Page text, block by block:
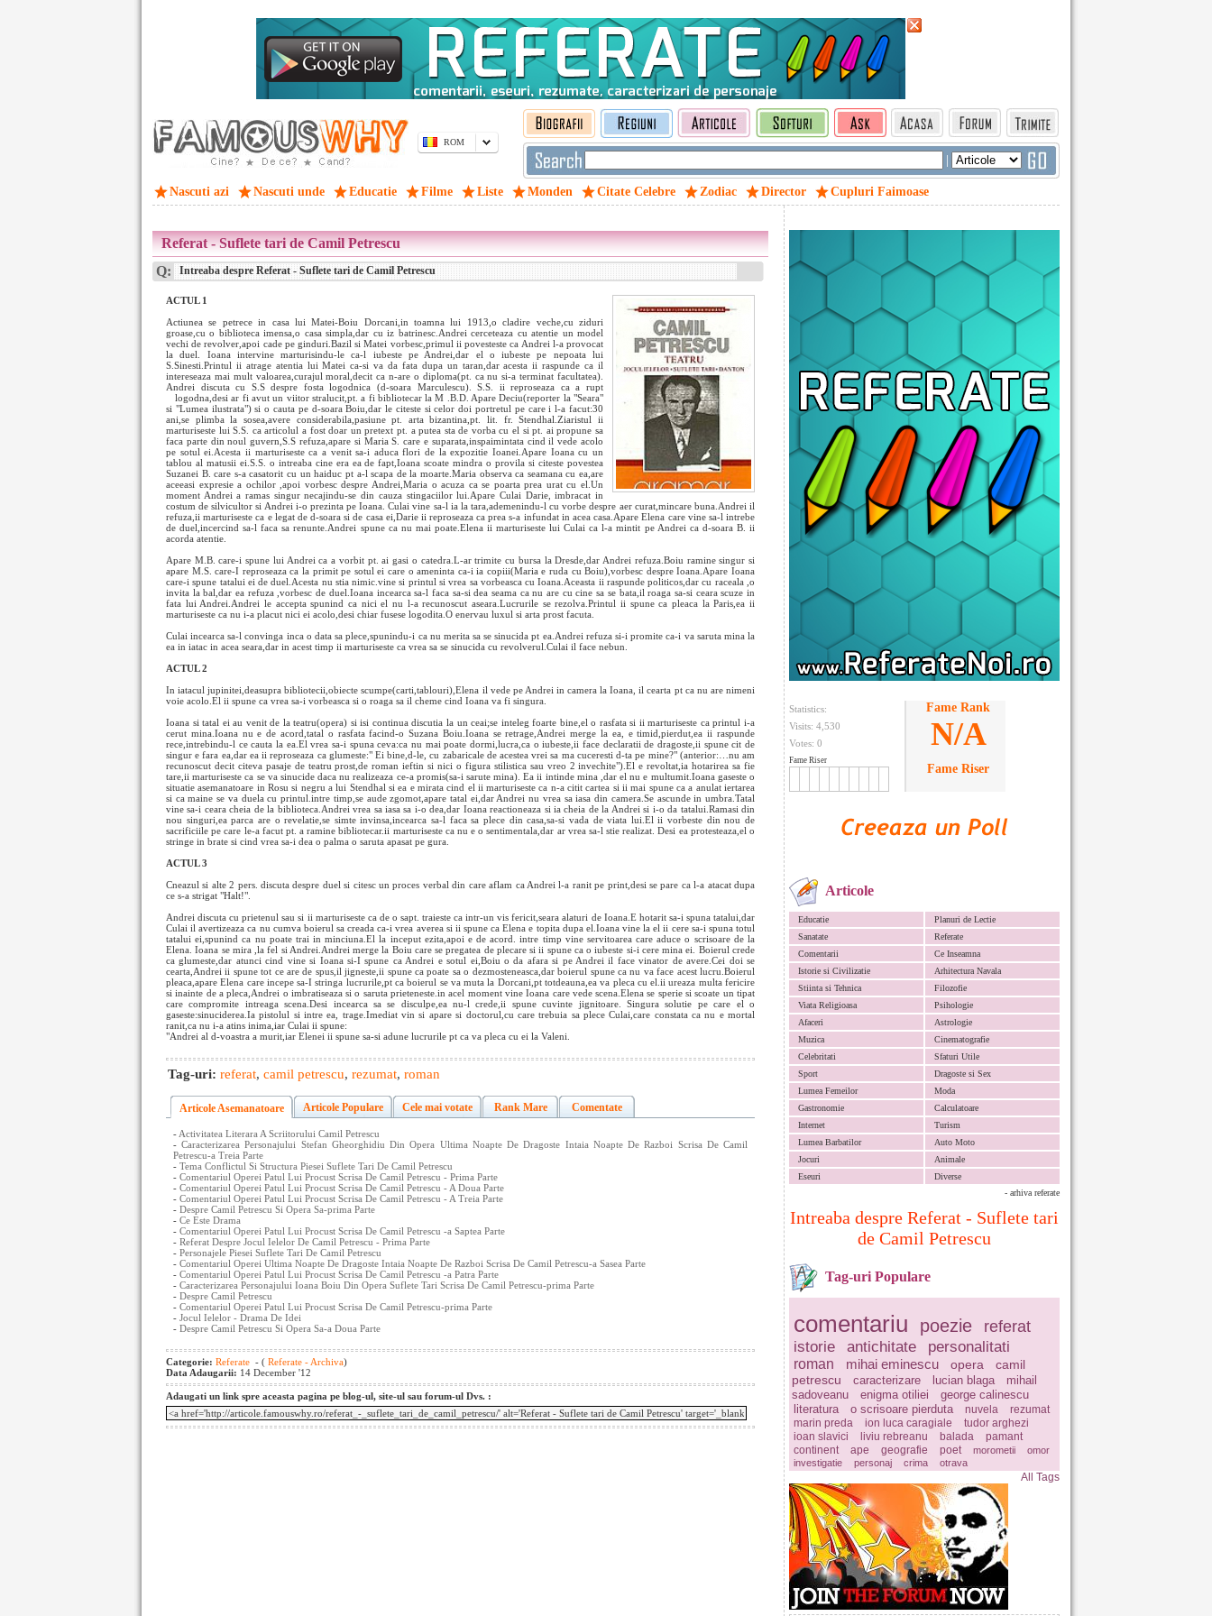
ROM
|
Nascuti azi Nascuti unde Educatie Filme Liste Monden Citate Celebre Zodiac Director Cupluri Faimoase
Statistics:
Visits: 4,530
Votes: 0
Fame Riser
Fame Rank
N/A
Fame Riser
Articole
Educatie
Planuri de Lectie
Sanatate
Referate
Comentarii
Ce Inseamna
Istorie si Civilizatie
Arhitectura Navala
Stiinta si Tehnica
Filozofie
Viata Religioasa
Psihologie
Afaceri
Astrologie
Muzica
Cinematografie
Celebritati
Sfaturi Utile
Sport
Dragoste si Sex
Lumea Femeilor
Moda
Gastronomie
Calculatoare
Internet
Turism
Lumea Barbatilor
Auto Moto
Jocuri
Animale
Eseuri
Diverse
- arhiva referate
Intreaba despre Referat - Suflete tari
de Camil Petrescu
Tag-uri Populare
comentariu poezie referat
istorie antichitate personalitati
roman mihai eminescu opera
camil
petrescu
caracterizare lucian blaga
mihail
sadoveanu
enigma otiliei
george calinescu
literatura
o scrisoare pierduta nuvela
rezumat
marin preda
ion luca caragiale
tudor arghezi
ioan slavici
liviu rebreanu balada
pamant
continent
ape geografie poet morometii
omor
investigatie
personaj crima otrava
All Tags
Referat - Suflete tari de Camil Petrescu
Q: Intreaba despre Referat - Suflete tari de Camil Petrescu
ACTUL 1
Actiunea se petrece in casa lui Matei-Boiu Dorcani,in toamna lui 1913,o cladire veche,cu ziduri
groase,cu o biblioteca imensa,o casa simpla,dar cu iz batrinesc.Andrei cerceteaza cu atentie un model
vechi de revolver,apoi cade pe ginduri.Bazil si Matei vorbesc,primul ii povesteste ca Andrei l-a provocat
la duel. Ioana intervine marturisindu-le ca-l iubeste pe Andrei,dar el o iubeste pe nepoata lui
S.Sinesti.Printul ii atrage atentia lui Matei ca-si va da fata dupa un taran,dar acesta ii raspunde ca il
intereseaza mai mult valoarea,curajul moral,decit ca n-are o diploma(pt. ca nu si-a terminat facultatea).
Andrei discuta cu S.S despre fosta logodnica (d-soara Marculescu). S.S. ii reproseaza ca a rupt
logodna,desi ar fi avut un viitor stralucit,pt. a fi bibliotecar la M .B.D. Apare Deciu(reporter la "Seara"
si "Lumea ilustrata") si o cauta pe d-soara Boiu,dar le citeste si celor doi portretul pe care i l-a facut:30
ani,se plimba la sosea,avere considerabila,pasiune pt. arta bizantina,pt. lit. fr. Stendhal.Ziaristul ii
marturiseste lui S.S. ca articolul a fost doar un pretext pt. a putea sta de vorba cu el si pt. ai propune sa
faca parte din noul guvern,S.S refuza,apare si Maria S. care e suparata,inspaimintata cind il vede acolo
pe sotul ei.Acesta ii marturiseste ca a venit sa-i aduca flori de la expozitie Ioanei.Apare Ioana cu un
tablou al matusii ei.S.S. o intreaba cine era ea de fapt,Ioana scoate mindra o provila si citeste povestea
Suzanei B. care s-a casatorit cu un haiduc pt a-l scapa de la moarte.Maria observa ca seamana cu ea,are
aceeasi expresie a ochilor ,apoi vorbesc despre Andrei,Maria o acuza ca se poarta prea urat cu el.Un
moment Andrei a ramas singur necajindu-se din cauza stingaciilor lui.Apare Culai Darie, imbracat in
costum de silvicultor si Andrei i-o prezinta pe Ioana. Culai vine sa-l ia la tara,ademenindu-l cu vorbe despre aer curat,mincare buna.Andrei il
refuza,ii marturiseste ca e legat de d-soara si de casa ei,Darie ii reproseaza ca prea s-a infundat in acea casa.Apare Elena care vine sa-l intrebe
de duel,incercind sa-l faca sa renunte.Andrei spune ca nu mai poate.Elena ii marturiseste lui Culai ca l-a mintit pe Andrei ca d-soara B. ii
acorda atentie.
Apare M.B. care-i spune lui Andrei ca a vorbit pt. ai gasi o catedra.L-ar trimite cu bursa la Dresde,dar Andrei refuza.Boiu ramine singur si
apare M.S. care-I reproseaza ca la primit pe sotul ei care o ameninta ca-i ia copiii(Maria e ruda cu Boiu),vorbesc despre Ioana.Apare Ioana
care-i spune tatalui ei de duel.Acesta nu stia nimic.vine si printul si vrea sa vorbeasca cu Ioana.Aceasta ii raspunde politicos,dar cu raceala ,o
invita la bal,dar ea refuza ,vorbesc de duel.Ioana incearca sa-l faca sa-si dea seama ca nu are cu cine sa se bata,il roaga sa-si ceara scuze in
fata lui Andrei.Andrei le accepta spunind ca nici el nu l-a recunoscut aseara.Lucrurile se rezolva.Printul ii spune ca pleaca la Paris,ea ii
marturiseste ca nu i-a placut nici ei acolo,desi chiar fusese logodita.O enervau luxul si arta prost facuta.
Culai incearca sa-l convinga inca o data sa plece,spunindu-i ca nu merita sa se sinucida pt ea.Andrei refuza si-i promite ca-i va saruta mina la
ea in iatac in acea seara,dar in acest timp ii marturiseste ca vrea sa se sinucida cu revolverul.Culai il face nebun.
ACTUL 2
In iatacul jupinitei,deasupra bibliotecii,obiecte scumpe(carti,tablouri),Elena il vede pe Andrei in camera la Ioana, il cearta pt ca nu are nimeni
voie acolo.El ii spune ca vrea sa-i vorbeasca si o roaga sa il cheme cind Ioana va fi singura.
Ioana si tatal ei au venit de la teatru(opera) si isi continua discutia la un ceai;se inteleg foarte bine,el o rasfata si ii marturiseste ca printul i-a
cerut mina.Ioana nu e de acord,tatal o rasfata facind-o Suzana Boiu.Ioana se retrage,Andrei merge la ea, e timid,pierdut,ea ii raspunde
rece,intrebindu-l ce cauta la ea.El vrea sa-i spuna ceva:ca nu mai poate dormi,lucra,ca o iubeste,ii face declaratii de dragoste,ii spune cit de
singur e fara ea,dar ea ii reproseaza ca glumeste:" Ei bine,d-le, cu zabaricale de acestea vrei sa ma cuceresti d-ta pe mine?" (anterior:…nu am
recunoscut decit citeva pasaje de teatru prost,de roman ieftin si nici o figura stilistica sau vreo 2 invechite").El e revoltat,ia hotarirea sa fie
tare,ii marturiseste ca se va sinucide daca nu realizeaza ce-a promis(sa-i sarute mina). Ea ii intinde mina ,dar el nu e multumit.Ioana gaseste o
situatie asemanatoare in Rosu si negru a lui Stendhal si ea e mirata cind el ii marturiseste ca n-a citit cartea si ii mai spune ca a anulat iertarea
si ca maine se va duela cu printul.intre timp,se aude zgomot,apare tatal ei,dar Andrei nu vrea sa iasa din camera.Se ascunde in umbra.Tatal
vine sa-i ceara cheia de la biblioteca.Andrei vrea sa iasa sa i-o dea,dar Ioana reactioneaza si ia cheia de la Andrei si i-o da tatalui.Ramasi din
nou singuri,ea parca are o revelatie,se simte invinsa,incearca sa-l faca sa plece din casa,sa-si vada de viata lui.El ii vorbeste din nou de
sacrificiile pe care le-a facut pt. a ramine bibliotecar.ii marturiseste ca nu e o sentimentala,dar ar vrea sa-l stie realizat. Desi ea protesteaza,el o
stringe in brate si cind vrea sa-i dea o palma o saruta apasat pe gura.
ACTUL 3
Cneazul si alte 2 pers. discuta despre duel si citesc un proces verbal din care aflam ca Andrei l-a ranit pe print,desi se pare ca l-a atacat dupa
ce s-a strigat "Halt!".
Andrei discuta cu prietenul sau si ii marturiseste ca de o sapt. traieste ca intr-un vis fericit,seara alaturi de Ioana.E hotarit sa-i spuna tatalui,dar
Culai il avertizeaza ca nu cumva boierul sa creada ca-i vrea averea si ii spune ca Elena e topita dupa el.Ioana vine la el ii cere sa-i spuna totul
tatalui ei,spunind ca nu poate trai in minciuna.El la inceput ezita,apoi e de acord. intre timp vine servitoarea care aduce o scrisoare de la
Elena. Ioana se mira ,la fel si Andrei.Andrei merge la Boiu care se pregatea de plecare si ii spune ca o iubeste si-i cere mina ei. Boierul crede
ca glumeste,dar atunci cind vine si Ioana si-I spune ca Andrei e sotul ei,Boiu o da afara si pe Andrei il face vinator de avere.Cei doi se
cearta,Andrei ii spune tot ce are de spus,il jigneste,ii spune ca poate sa o dezmosteneasca,dar boierul spune ca nu va face acest lucru.Boierul
pleaca,apare Elena care incepe sa-I stringa lucrurile,pt ca boierul se va muta la Dorcani,pt totdeauna,ea va pleca cu el.ii ureaza multa fericire
si inainte de a pleca,Andrei o imbratiseaza si o saruta prieteneste.in acel moment vine Ioana care vede scena.Elena se sperie si scoate un tipat
care compromite intreaga scena.Desi incearca sa se disculpe,ea nu-l crede,ii spune cuvinte jignitoare. Singura solutie pe care el o
gaseste:sinuciderea.Ia pistolul si intre ea, trage.Imediat vin si apare si doctorul,cu care trebuia sa plece Culai,care constata ca nu e mortal
ranit,ca nu i-a atins inima,iar Culai ii spune:
"Andrei al d-voastra a murit,iar Elenei ii spune sa-si adune lucrurile pt ca va pleca cu ei la Valeni.
Tag-uri: referat, camil petrescu, rezumat, roman
Articole Asemanatoare Articole Populare Cele mai votate Rank Mare Comentate
- Activitatea Literara A Scriitorului Camil Petrescu
-Caracterizarea Personajului Stefan Gheorghidiu Din Opera Ultima Noapte De Dragoste Intaia Noapte De Razboi Scrisa De Camil
Petrescu-a Treia Parte
- Tema Conflictul Si Structura Piesei Suflete Tari De Camil Petrescu
- Comentariul Operei Patul Lui Procust Scrisa De Camil Petrescu - Prima Parte
- Comentariul Operei Patul Lui Procust Scrisa De Camil Petrescu - A Doua Parte
- Comentariul Operei Patul Lui Procust Scrisa De Camil Petrescu - A Treia Parte
- Despre Camil Petrescu Si Opera Sa-prima Parte
- Ce Este Drama
- Comentariul Operei Patul Lui Procust Scrisa De Camil Petrescu -a Saptea Parte
- Referat Despre Jocul Ielelor De Camil Petrescu - Prima Parte
- Personajele Piesei Suflete Tari De Camil Petrescu
- Comentariul Operei Ultima Noapte De Dragoste Intaia Noapte De Razboi Scrisa De Camil Petrescu-a Sasea Parte
- Comentariul Operei Patul Lui Procust Scrisa De Camil Petrescu -a Patra Parte
- Caracterizarea Personajului Ioana Boiu Din Opera Suflete Tari Scrisa De Camil Petrescu-prima Parte
- Despre Camil Petrescu
- Comentariul Operei Patul Lui Procust Scrisa De Camil Petrescu-prima Parte
- Jocul Ielelor - Drama De Idei
- Despre Camil Petrescu Si Opera Sa-a Doua Parte
Categorie: Referate - ( Referate - Archiva)
Data Adaugarii: 14 December '12
Adaugati un link spre aceasta pagina pe blog-ul, site-ul sau forum-ul Dvs. :